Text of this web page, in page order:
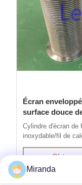
Écran
surface douce
autonettoyant
Cylindre d'écran de
inoxydable/fil de
1. L'écran de fil de
produit par la
résistance
spéciaux sont
Miranda